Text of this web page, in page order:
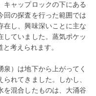
キャップロックの下にある
回の探査を行った範囲では
在し、興味深いことに主な
していました。蒸気ポケッ
考えられます。
）は地下から上がってく
れてきました。しかし、
を混合したものは、大涌谷